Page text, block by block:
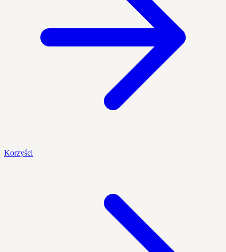
Korzyści